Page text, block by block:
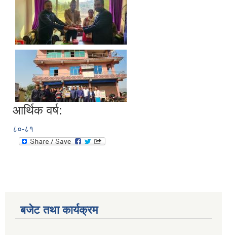
आर्थिक वर्ष:
८०-८१
बजेट तथा कार्यक्रम